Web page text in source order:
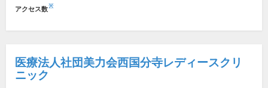
アクセス数※
医療法人社団美力会西国分寺レディースクリ
ニック